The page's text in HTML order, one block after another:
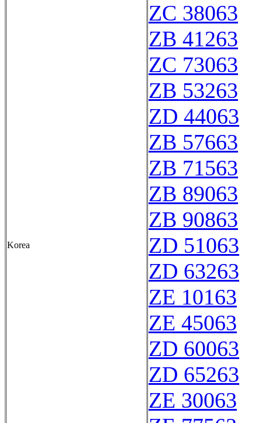
Korea
ZC 38063
ZB 41263
ZC 73063
ZB 53263
ZD 44063
ZB 57663
ZB 71563
ZB 89063
ZB 90863
ZD 51063
ZD 63263
ZE 10163
ZE 45063
ZD 60063
ZD 65263
ZE 30063